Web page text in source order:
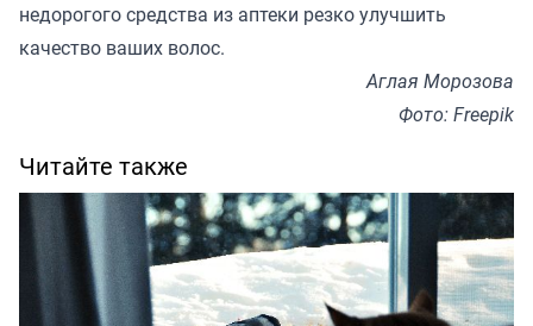
недорогого средства из аптеки резко улучшить
качество ваших волос.
Аглая Морозова
Фото: Freepik
Читайте также